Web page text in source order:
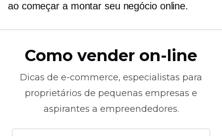
ao começar a montar seu negócio online.
Como vender on-line
Dicas de e-commerce, especialistas para
proprietários de pequenas empresas e
aspirantes a empreendedores.